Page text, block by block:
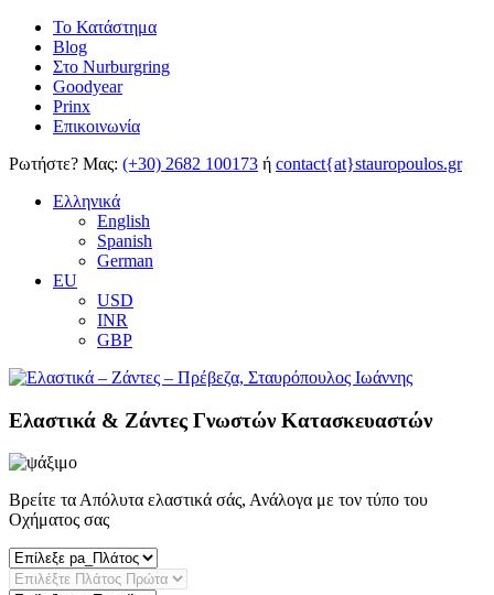
Το Κατάστημα
Blog
Στο Nurburgring
Goodyear
Prinx
Επικοινωνία
Ρωτήστε? Μας: (+30) 2682 100173 ή contact{at}stauropoulos.gr
Ελληνικά
English
Spanish
German
EU
USD
INR
GBP
Ελαστικά & Ζάντες Γνωστών Κατασκευαστών
Βρείτε τα Απόλυτα ελαστικά σάς, Ανάλογα με τον τύπο του
Οχήματος σας